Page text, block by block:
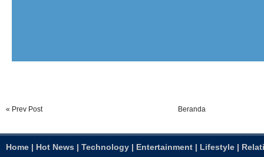
« Prev Post Beranda
Home | Hot News | Technology | Entertainment | Lifestyle |